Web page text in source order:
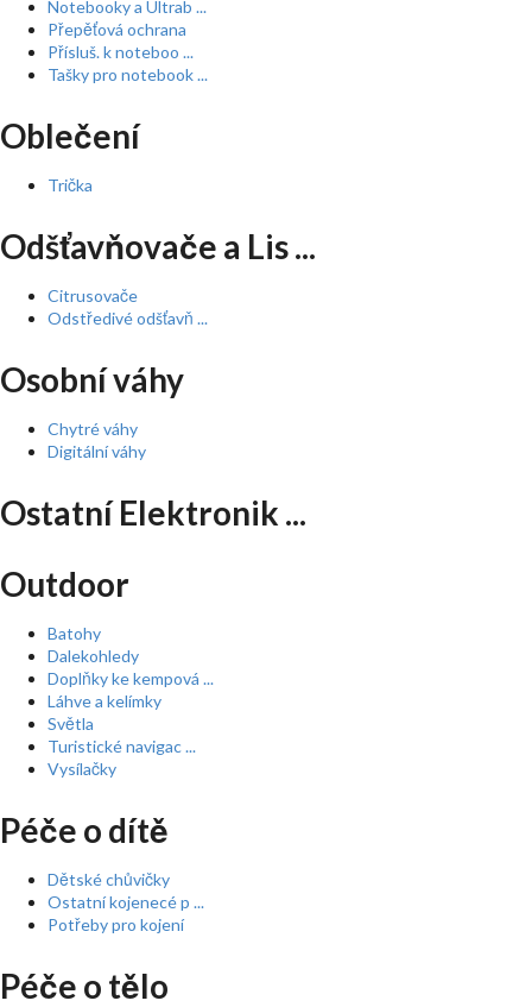
Notebooky a Ultrab ...
Přepěťová ochrana
Přísluš. k noteboo ...
Tašky pro notebook ...
Oblečení
Trička
Odšťavňovače a Lis ...
Citrusovače
Odstředivé odšťavň ...
Osobní váhy
Chytré váhy
Digitální váhy
Ostatní Elektronik ...
Outdoor
Batohy
Dalekohledy
Doplňky ke kempová ...
Láhve a kelímky
Světla
Turistické navigac ...
Vysílačky
Péče o dítě
Dětské chůvičky
Ostatní kojenecé p ...
Potřeby pro kojení
Péče o tělo